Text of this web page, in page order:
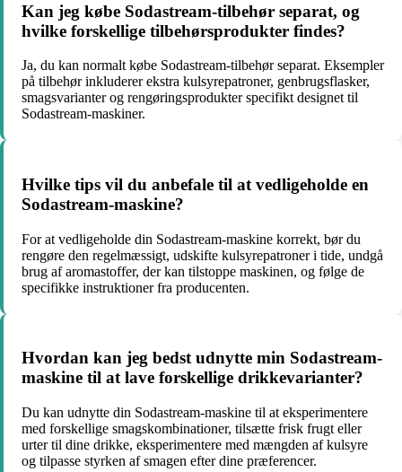
Kan jeg købe Sodastream-tilbehør separat, og
hvilke forskellige tilbehørsprodukter findes?
Ja, du kan normalt købe Sodastream-tilbehør separat. Eksempler
på tilbehør inkluderer ekstra kulsyrepatroner, genbrugsflasker,
smagsvarianter og rengøringsprodukter specifikt designet til
Sodastream-maskiner.
Hvilke tips vil du anbefale til at vedligeholde en
Sodastream-maskine?
For at vedligeholde din Sodastream-maskine korrekt, bør du
rengøre den regelmæssigt, udskifte kulsyrepatroner i tide, undgå
brug af aromastoffer, der kan tilstoppe maskinen, og følge de
specifikke instruktioner fra producenten.
Hvordan kan jeg bedst udnytte min Sodastream-
maskine til at lave forskellige drikkevarianter?
Du kan udnytte din Sodastream-maskine til at eksperimentere
med forskellige smagskombinationer, tilsætte frisk frugt eller
urter til dine drikke, eksperimentere med mængden af kulsyre
og tilpasse styrken af smagen efter dine præferencer.